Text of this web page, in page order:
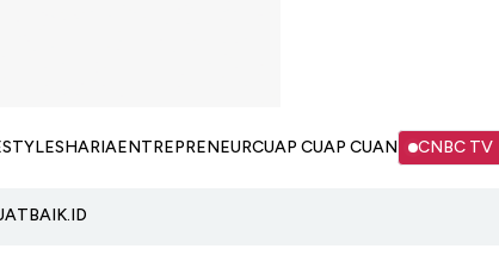
SHARIAENTREPRENEURCUAP CUAP CUAN CNBC TV